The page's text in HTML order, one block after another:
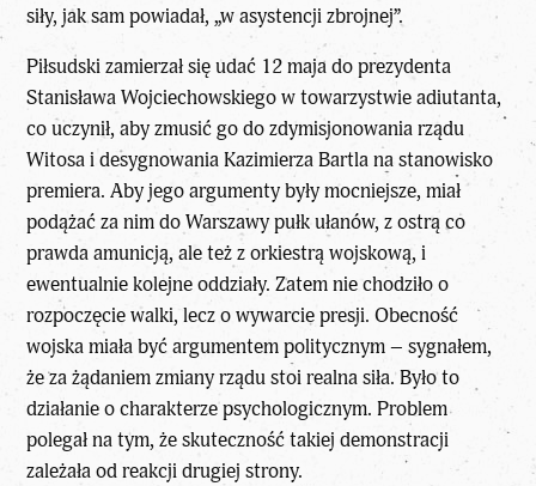
siły, jak sam powiadał, „w asystencji zbrojnej”.
Piłsudski zamierzał się udać 12 maja do prezydenta
Stanisława Wojciechowskiego w towarzystwie adiutanta,
co uczynił, aby zmusić go do zdymisjonowania rządu
Witosa i desygnowania Kazimierza Bartla na stanowisko
premiera. Aby jego argumenty były mocniejsze, miał
podążać za nim do Warszawy pułk ułanów, z ostrą co
prawda amunicją, ale też z orkiestrą wojskową, i
ewentualnie kolejne oddziały. Zatem nie chodziło o
rozpoczęcie walki, lecz o wywarcie presji. Obecność
wojska miała być argumentem politycznym – sygnałem,
że za żądaniem zmiany rządu stoi realna siła. Było to
działanie o charakterze psychologicznym. Problem
polegał na tym, że skuteczność takiej demonstracji
zależała od reakcji drugiej strony.